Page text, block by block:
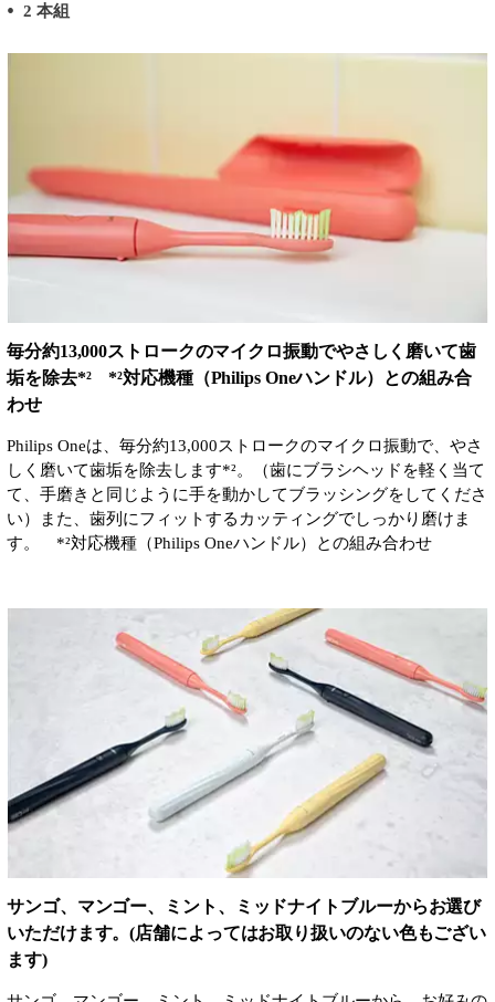
2 本組
毎分約13,000ストロークのマイクロ振動でやさしく磨いて歯
垢を除去*² *²対応機種（Philips Oneハンドル）との組み合
わせ
Philips Oneは、毎分約13,000ストロークのマイクロ振動で、やさ
しく磨いて歯垢を除去します*²。（歯にブラシヘッドを軽く当て
て、手磨きと同じように手を動かしてブラッシングをしてくださ
い）また、歯列にフィットするカッティングでしっかり磨けま
す。 *²対応機種（Philips Oneハンドル）との組み合わせ
サンゴ、マンゴー、ミント、ミッドナイトブルーからお選び
いただけます。(店舗によってはお取り扱いのない色もござい
ます)